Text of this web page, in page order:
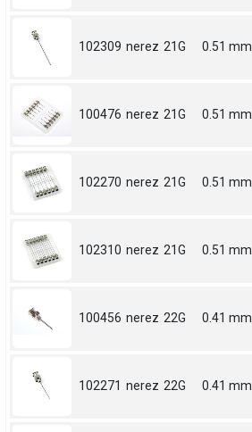
102309 nerez 21G 0.51 mm
100476 nerez 21G 0.51 mm
102270 nerez 21G 0.51 mm
102310 nerez 21G 0.51 mm
100456 nerez 22G 0.41 mm
102271 nerez 22G 0.41 mm